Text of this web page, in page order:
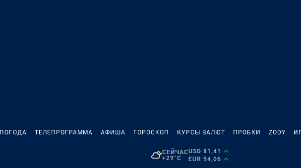
ПОГОДА ТЕЛЕПРОГРАММА АФИША ГОРОСКОП КУРСЫ ВАЛЮТ ПРОБКИ ZODY
СЕЙЧАС
+29°C
USD 81,41
EUR 94,06